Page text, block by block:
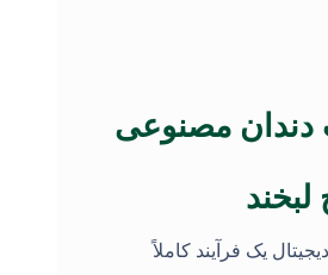
مصنوعی
لبخند
یک فرآیند کاملاً